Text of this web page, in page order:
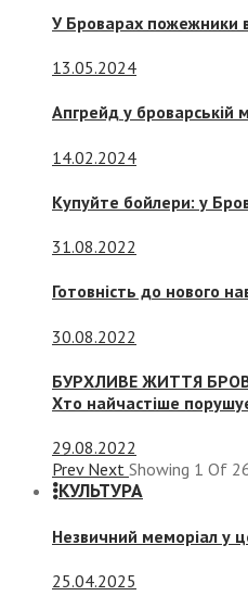
У Броварах пожежники
13.05.2024
Апгрейд у броварській
14.02.2024
Купуйте бойлери: у
31.08.2022
Готовність до нового
30.08.2022
БУРХЛИВЕ ЖИТТЯ
Хто найчастіше
29.08.2022
Prev Next Showing 1 Of
КУЛЬТУРА
Незвичний меморіал у
25.04.2025